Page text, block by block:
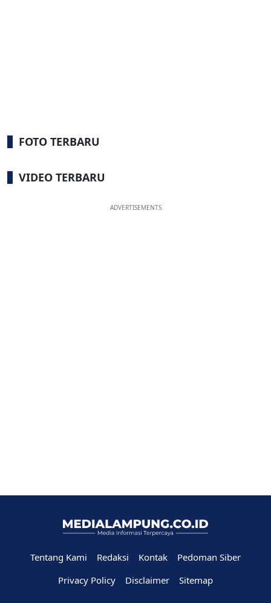
FOTO TERBARU
VIDEO TERBARU
ADVERTISEMENTS
Tentang Kami Redaksi Kontak
Pedoman Siber
Privacy Policy
Disclaimer Sitemap